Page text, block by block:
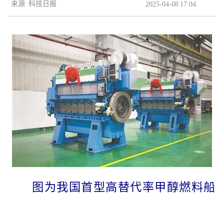
2025-04-08 17:04
来源: 科技日报
图为我国首型高替代率甲醇燃料船